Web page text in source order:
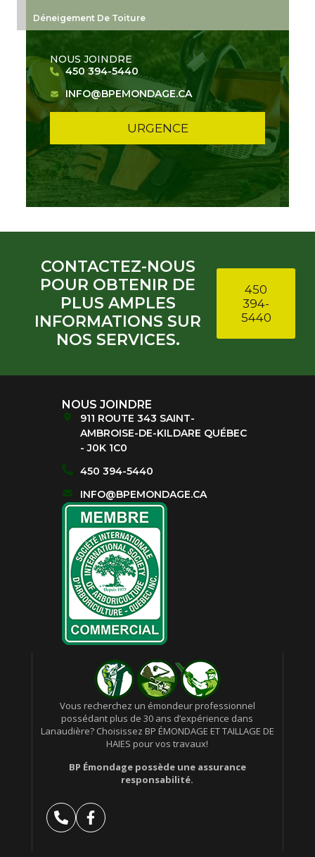
Déneigement De Toiture
NOUS JOINDRE
450 394-5440
INFO@BPEMONDAGE.CA
URGENCE
CONTACTEZ-NOUS
POUR OBTENIR DE
PLUS AMPLES
INFORMATIONS SUR
NOS SERVICES.
450
394-
5440
NOUS JOINDRE
911 ROUTE 343 SAINT-
AMBROISE-DE-KILDARE QUÉBEC
- J0K 1C0
450 394-5440
INFO@BPEMONDAGE.CA
Vous recherchez un émondeur professionnel
possédant plus de 30 ans d’expérience dans
Lanaudière? Choisissez BP ÉMONDAGE ET TAILLAGE DE
HAIES pour vos travaux!
BP Émondage possède une assurance
responsabilité.